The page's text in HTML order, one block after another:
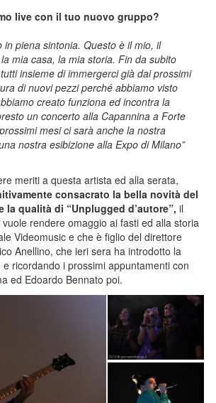
live con il tuo nuovo gruppo?
in piena sintonia. Questo è il mio, il
mia casa, la mia storia. Fin da subito
insieme di immergerci già dai prossimi
di nuovi pezzi perché abbiamo visto
creato funziona ed incontra la
un concerto alla Capannina a Forte
mesi ci sarà anche la nostra
nostra esibizione alla Expo di Milano”
meriti a questa artista ed alla serata,
consacrato la bella novità del
la qualità di “Unplugged d’autore”, il
rendere omaggio ai fasti ed alla storia
Videomusic e che è figlio del direttore
Anellino, che ieri sera ha introdotto la
ricordando i prossimi appuntamenti con
ed Edoardo Bennato poi.